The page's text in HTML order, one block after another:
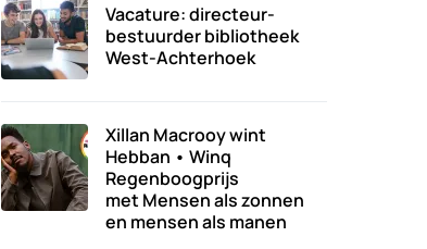
Vacature: directeur-
bestuurder bibliotheek
West-Achterhoek
Xillan Macrooy wint
Hebban • Winq
Regenboogprijs
met Mensen als zonnen
en mensen als manen